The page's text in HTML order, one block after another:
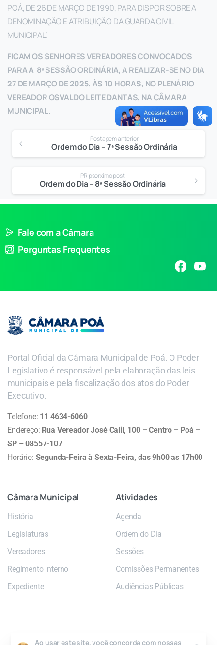
POÁ, DE 26 DE MARÇO DE 1990, PARA DISPOR SOBRE A
DENOMINAÇÃO E ATRIBUIÇÃO DA GUARDA CIVIL
MUNICIPAL”.
FICAM OS SENHORES VEREADORES CONVOCADOS
PARA A 8ª SESSÃO ORDINÁRIA, A REALIZAR-SE NO DIA
27 DE MARÇO DE 2025, ÀS 10 HORAS, NO PLENÁRIO
VEREADOR OSVALDO LEITE DANTAS, NA CÂMARA
MUNICIPAL.
Postagem anterior
Ordem do Dia – 7ª Sessão Ordinária
PR psorximo post
Ordem do Dia – 8ª Sessão Ordinária
Fale com a Câmara
Perguntas Frequentes
Portal Oficial da Câmara Municipal de Poá. O Poder
Legislativo é responsável pela elaboração das leis
municipais e pela fiscalização dos atos do Poder
Executivo.
Telefone: 11 4634-6060
Endereço: Rua Vereador José Calil, 100 – Centro – Poá –
SP – 08557-107
Horário: Segunda-Feira à Sexta-Feira, das 9h00 as 17h00
Câmara Municipal
História
Legislaturas
Vereadores
Regimento Interno
Expediente
Atividades
Agenda
Ordem do Dia
Sessões
Comissões Permanentes
Audiências Públicas
Ao usar este site, você concorda com nossas